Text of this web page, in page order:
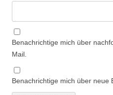
Benachrichtige mich über
Mail.
Benachrichtige mich über neue